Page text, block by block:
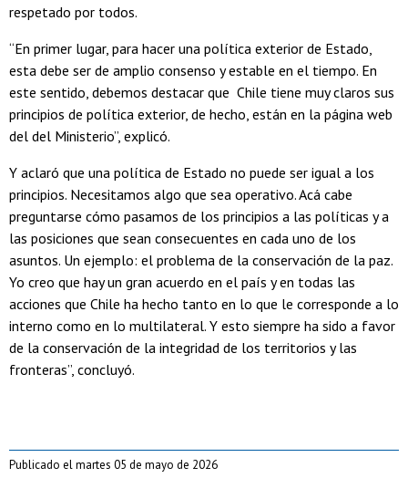
respetado por todos.
“En primer lugar, para hacer una política exterior de Estado,
esta debe ser de amplio consenso y estable en el tiempo. En
este sentido, debemos destacar que Chile tiene muy claros sus
principios de política exterior, de hecho, están en la página web
del del Ministerio”, explicó.
Y aclaró que una política de Estado no puede ser igual a los
principios. Necesitamos algo que sea operativo. Acá cabe
preguntarse cómo pasamos de los principios a las políticas y a
las posiciones que sean consecuentes en cada uno de los
asuntos. Un ejemplo: el problema de la conservación de la paz.
Yo creo que hay un gran acuerdo en el país y en todas las
acciones que Chile ha hecho tanto en lo que le corresponde a lo
interno como en lo multilateral. Y esto siempre ha sido a favor
de la conservación de la integridad de los territorios y las
fronteras”, concluyó.
Publicado el martes 05 de mayo de 2026